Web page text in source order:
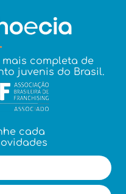
completa de
juvenis do Brasil.
cada